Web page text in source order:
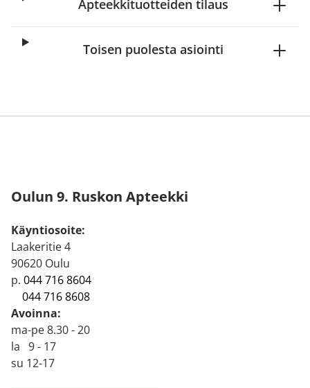
Apteekkituotteiden tilaus
Toisen puolesta asiointi
Oulun 9. Ruskon Apteekki
Käyntiosoite:
Laakeritie 4
90620 Oulu
p. 044 716 8604
044 716 8608
Avoinna:
ma-pe 8.30 - 20
la 9 - 17
su 12-17